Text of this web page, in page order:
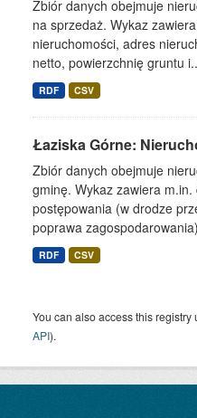
Zbiór danych obejmuje
na sprzedaż. Wykaz
nieruchomości, adres
netto, powierzchnię gruntu
RDF CSV
Łaziska Górne:
Zbiór danych obejmuje
gminę. Wykaz zawiera
postępowania (w drodze
poprawa
RDF CSV
You can also access this registry
API).